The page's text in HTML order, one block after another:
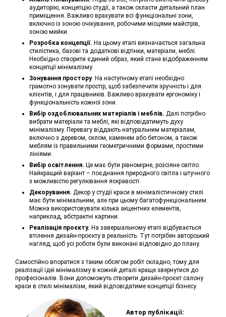
аудиторію, концепцію студії, а також скласти детальний план
приміщення. Важливо врахувати всі функціональні зони,
включно із зоною очікування, робочими місцями майстрів,
зоною мийки.
Розробка концепції. На цьому етапі визначається загальна
стилістика, базові та додаткові відтінки, матеріали, меблі.
Необхідно створити єдиний образ, який стане відображенням
концепції мінімалізму.
Зонування простору. На наступному етапі необхідно
грамотно зонувати простір, щоб забезпечити зручність і для
клієнтів, і для працівників. Важливо врахувати ергономіку і
функціональність кожної зони.
Вибір оздоблювальних матеріалів і меблів. Далі потрібно
вибрати матеріали та меблі, які відповідатимуть духу
мінімалізму. Перевагу віддають натуральним матеріалам,
включно з деревом, склом, каменем або бетоном, а також
меблям із правильними геометричними формами, простими
лініями.
Вибір освітлення. Це має бути рівномірне, розсіяне світло.
Найкращий варіант – поєднання природного світла і штучного
з можливістю регулювання яскравості.
Декорування. Декор у студії краси в мінімалістичному стилі
має бути мінімальним, але при цьому багатофункціональним.
Можна використовувати кілька акцентних елементів,
наприклад, абстрактні картини.
Реалізація проєкту. На завершальному етапі відбувається
втілення дизайн-проєкту в реальність. Тут потрібен авторський
нагляд, щоб усі роботи були виконані відповідно до плану.
Самостійно впоратися з таким обсягом робіт складно, тому для
реалізації ідеї мінімалізму в кожній деталі краще звернутися до
професіоналів. Вони допоможуть створити дизайн-проєкт салону
краси в стилі мінімалізм, який відповідатиме концепції бізнесу.
Автор публікації: